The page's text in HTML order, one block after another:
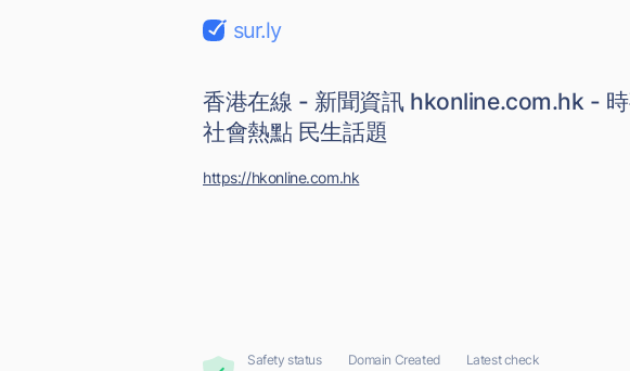
sur.ly
香港在線 - 新聞資訊 hkonline.com.hk -
社會熱點 民生話題
https://hkonline.com.hk
Safety status Domain Created Latest check